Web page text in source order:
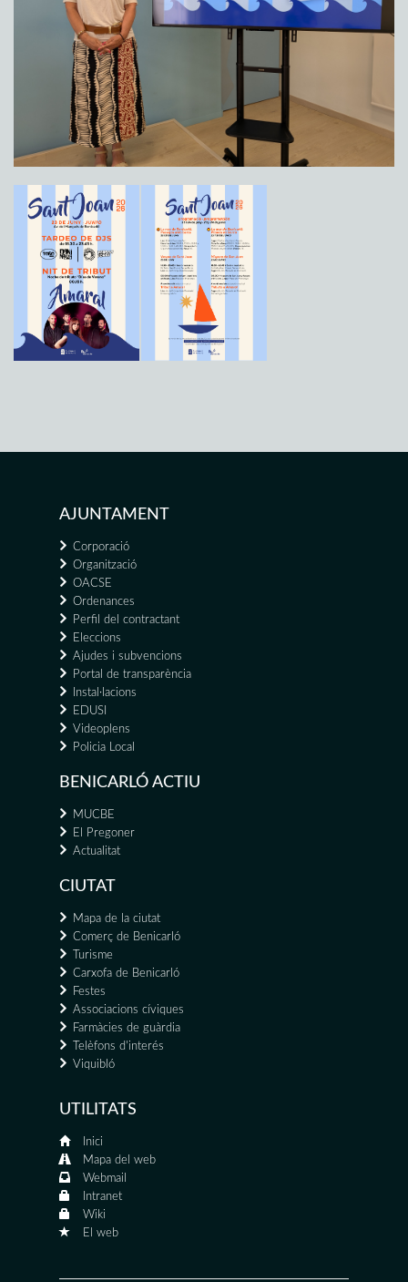
AJUNTAMENT
Corporació
Organització
OACSE
Ordenances
Perfil del contractant
Eleccions
Ajudes i subvencions
Portal de transparència
Instal·lacions
EDUSI
Videoplens
Policia Local
BENICARLÓ ACTIU
MUCBE
El Pregoner
Actualitat
CIUTAT
Mapa de la ciutat
Comerç de Benicarló
Turisme
Carxofa de Benicarló
Festes
Associacions cíviques
Farmàcies de guàrdia
Telèfons d'interés
Viquibló
UTILITATS
Inici
Mapa del web
Webmail
Intranet
Wiki
El web